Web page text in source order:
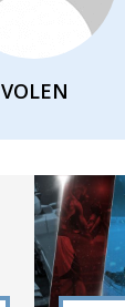
VOLEN